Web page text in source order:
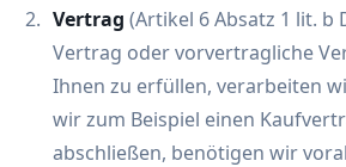
Vertrag (Artikel 6 Absatz 1 lit. b
Vertrag oder vorvertragliche
Ihnen zu erfüllen, verarbeiten
wir zum Beispiel einen
abschließen, benötigen wir